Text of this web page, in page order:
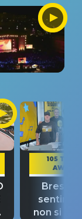
105 TAKE
AWAY
Bresh:
non si